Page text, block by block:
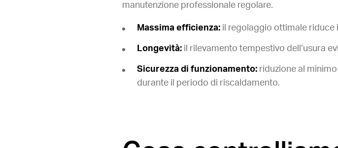
manutenzione professionale regolare.
Massima efficienza: il regolaggio ottimale riduce
Longevità: il rilevamento tempestivo dell’usura
Sicurezza di funzionamento: riduzione al
durante il periodo di riscaldamento.